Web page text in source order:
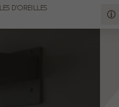
D'OREILLES